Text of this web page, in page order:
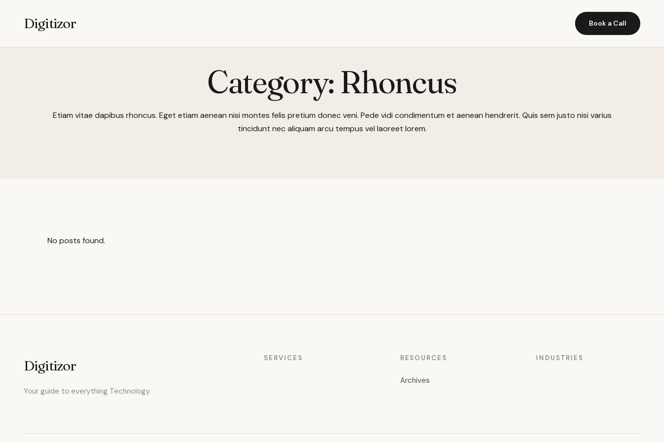
Digitizor Book a Call
Category: Rhoncus
Etiam vitae dapibus rhoncus. Eget etiam aenean nisi montes felis pretium donec veni. Pede vidi condimentum et aenean hendrerit. Quis sem justo nisi varius
tincidunt nec aliquam arcu tempus vel laoreet lorem.
No posts found.
Digitizor
Your guide to everything Technology.
SERVICES RESOURCES
Archives
INDUSTRIES